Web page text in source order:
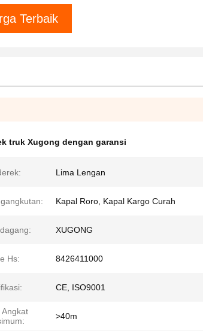
Terbaik
truk Xugong dengan garansi
Lima Lengan
Kapal Roro, Kapal Kargo Curah
XUGONG
Hs: 8426411000
CE, ISO9001
Angkat
>40m